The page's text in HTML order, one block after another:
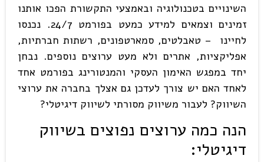
השינויים בטכנולוגיה ובאמצעי התקשורת הפכו אותנו
זמינים וצמאים למידע כמעט בפורמט 24/7. נכנסו
לחיינו – טאבלטים, סמארטפונים, רשתות חברתיות,
אפליקציות, אתרים ולא מעט ערוצים נוספים. נבחן
יחד במפגש האימון העסקי והמנטורינג בפורמט אחד
לאחד האם יש צורך לעדכן גם אצלך בחברה את ערוצי
השיווק? לעבור משיווק מסורתי לשיווק דיגיטלי?
הנה כמה ערוצים נפוצים בשיווק
דיגיטלי: